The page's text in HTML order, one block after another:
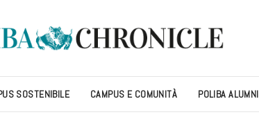
SOSTENIBILE CAMPUS E COMUNITÀ POLIBA ALUMNI